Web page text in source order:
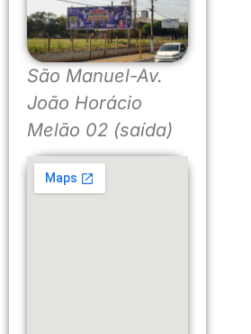
São Manuel-Av.
João Horácio
Melão 02 (saída)